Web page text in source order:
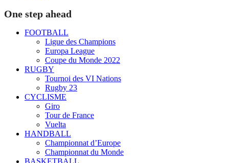
One step ahead
FOOTBALL
Ligue des Champions
Europa League
Coupe du Monde 2022
RUGBY
Tournoi des VI Nations
Rugby 23
CYCLISME
Giro
Tour de France
Vuelta
HANDBALL
Championnat d’Europe
Championnat du Monde
BASKETBALL